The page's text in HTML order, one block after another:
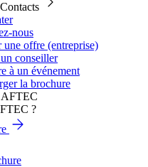
nous
une offre (entreprise)
conseiller
à un événement
la brochure
?